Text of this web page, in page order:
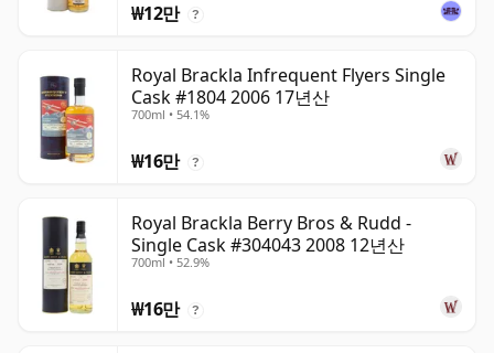
₩12만 ?
Royal Brackla Infrequent Flyers Single
Cask #1804 2006 17년산
700ml • 54.1%
₩16만 ?
Royal Brackla Berry Bros & Rudd -
Single Cask #304043 2008 12년산
700ml • 52.9%
₩16만 ?